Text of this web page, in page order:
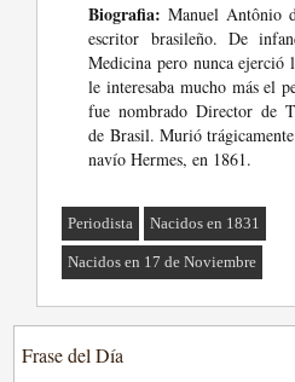
Biografia: Manuel Antônio
escritor brasileño. De
Medicina pero nunca ejerció
le interesaba mucho más el
fue nombrado Director de
de Brasil. Murió
navío Hermes, en 1861.
Periodista Nacidos en 1831
Nacidos en 17 de Noviembre
Frase del Día